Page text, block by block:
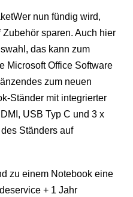
Wer nun fündig wird,
sparen. Auch hier
das kann zum
Microsoft Office Software
zum neuen
Ständer mit integrierter
USB Typ C und 3 x
Ständers auf
zu einem Notebook eine
+ 1 Jahr